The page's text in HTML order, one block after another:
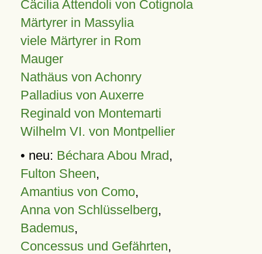
Cäcilia Attendoli von Cotignola
Märtyrer in Massylia
viele Märtyrer in Rom
Mauger
Nathäus von Achonry
Palladius von Auxerre
Reginald von Montemarti
Wilhelm VI. von Montpellier
• neu: Béchara Abou Mrad,
Fulton Sheen,
Amantius von Como,
Anna von Schlüsselberg,
Bademus,
Concessus und Gefährten,